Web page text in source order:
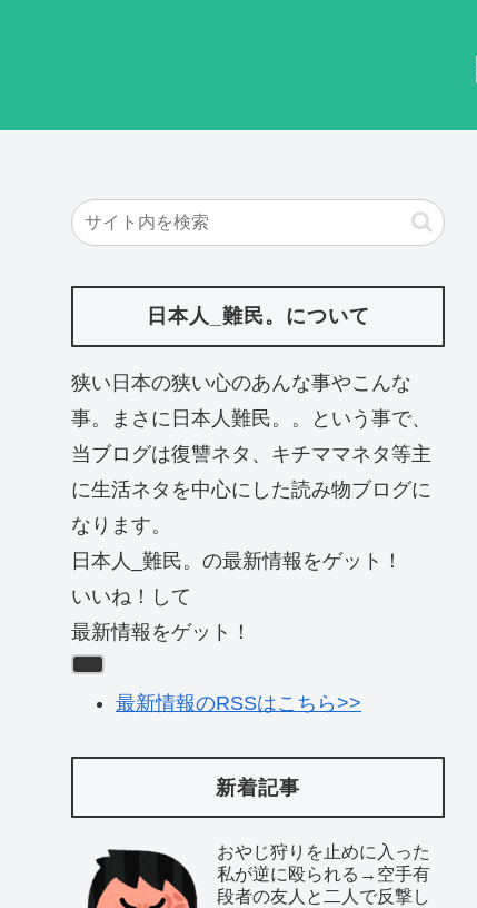
日本人_難民。について
狭い日本の狭い心のあんな事やこんな
事。まさに日本人難民。。という事で、
当ブログは復讐ネタ、キチママネタ等主
に生活ネタを中心にした読み物ブログに
なります。
日本人_難民。の最新情報をゲット！
いいね！して
最新情報をゲット！
最新情報のRSSはこちら>>
新着記事
おやじ狩りを止めに入った
私が逆に殴られる→空手有
段者の友人と二人で反撃し